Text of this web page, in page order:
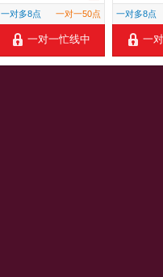
一对多8点 一对一50点
一对一忙线中
一对多8点
一